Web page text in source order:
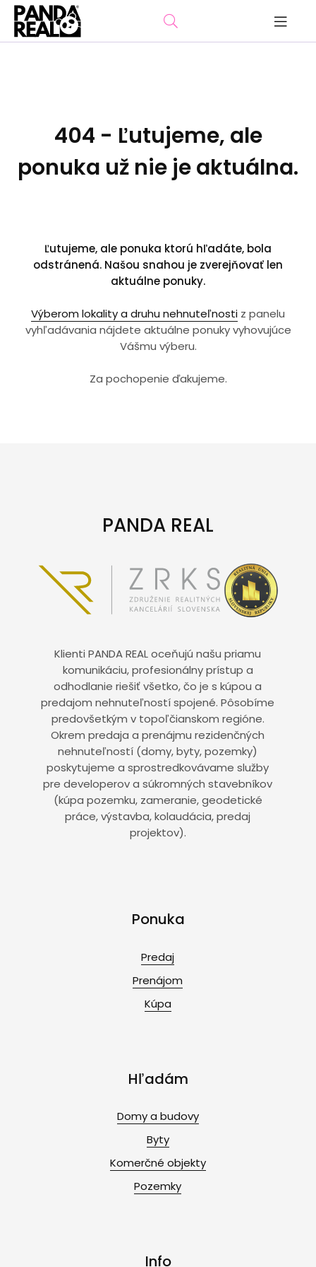
404 - Ľutujeme, ale
ponuka už nie je aktuálna.
Ľutujeme, ale ponuka ktorú hľadáte, bola
odstránená. Našou snahou je zverejňovať len
aktuálne ponuky.
Výberom lokality a druhu nehnuteľnosti z panelu
vyhľadávania nájdete aktuálne ponuky vyhovujúce
Vášmu výberu.
Za pochopenie ďakujeme.
PANDA REAL
Klienti PANDA REAL oceňujú našu priamu
komunikáciu, profesionálny prístup a
odhodlanie riešiť všetko, čo je s kúpou a
predajom nehnuteľností spojené. Pôsobíme
predovšetkým v topoľčianskom regióne.
Okrem predaja a prenájmu rezidenčných
nehnuteľností (domy, byty, pozemky)
poskytujeme a sprostredkovávame služby
pre developerov a súkromných stavebníkov
(kúpa pozemku, zameranie, geodetické
práce, výstavba, kolaudácia, predaj
projektov).
Ponuka
Predaj
Prenájom
Kúpa
Hľadám
Domy a budovy
Byty
Komerčné objekty
Pozemky
Info